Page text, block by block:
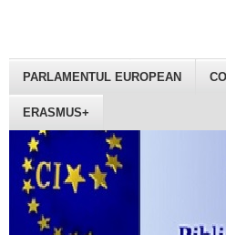
PARLAMENTUL EUROPEAN
ERASMUS+